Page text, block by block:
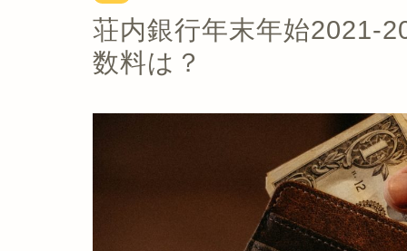
荘内銀行年末年始2021-
数料は？